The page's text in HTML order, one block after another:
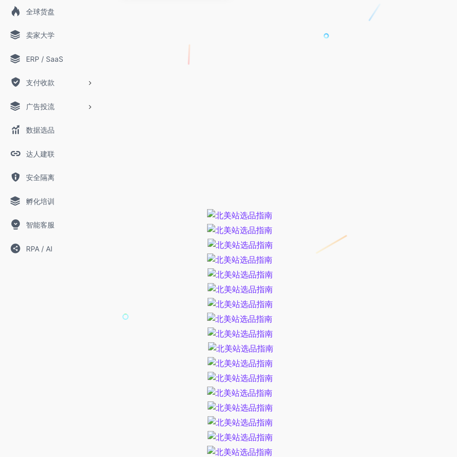
全球货盘
卖家大学
ERP / SaaS
支付收款
广告投流
数据选品
达人建联
安全隔离
孵化培训
智能客服
RPA / AI